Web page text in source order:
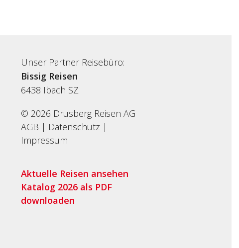
Unser Partner Reisebüro:
Bissig Reisen
6438 Ibach SZ
© 2026 Drusberg Reisen AG
AGB | Datenschutz |
Impressum
Aktuelle Reisen ansehen
Katalog 2026 als PDF
downloaden